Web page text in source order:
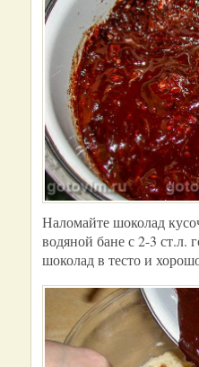
Наломайте шоколад
водяной бане с 2-3 ст.л.
шоколад в тесто и